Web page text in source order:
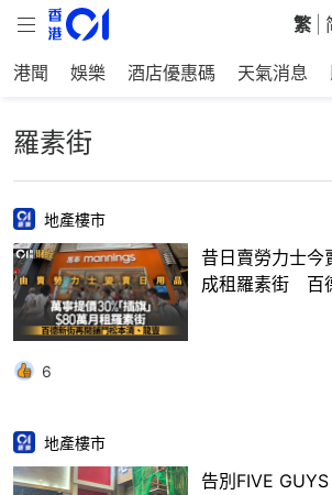
繁
港聞 娛樂 酒店優惠碼 天氣消息
羅素街
地產樓市
昔日賣勞力士
成租羅素街 百
6
地產樓市
告別FIVE